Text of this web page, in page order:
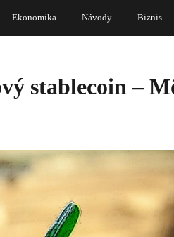
Ekonomika Návody Biznis
stablecoin –